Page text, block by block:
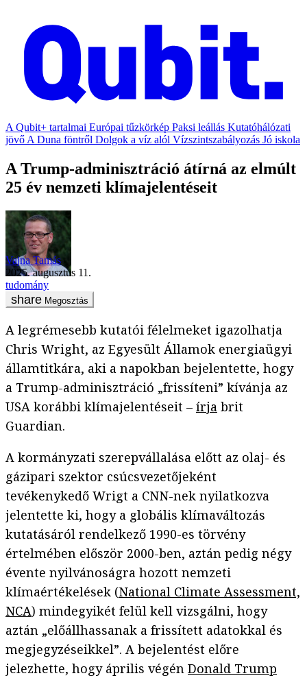
A Qubit+ tartalmai Európai tűzkörkép Paksi leállás Kutatóhálózati
jövő A Duna föntről Dolgok a víz alól Vízszintszabályozás Jó iskola
A Trump-adminisztráció átírná az elmúlt
25 év nemzeti klímajelentéseit
Vajna Tamás
2025. augusztus 11.
tudomány
Megosztás
A legrémesebb kutatói félelmeket igazolhatja
Chris Wright, az Egyesült Államok energiaügyi
államtitkára, aki a napokban bejelentette, hogy
a Trump-adminisztráció „frissíteni” kívánja az
USA korábbi klímajelentéseit – írja brit
Guardian.
A kormányzati szerepvállalása előtt az olaj- és
gázipari szektor csúcsvezetőjeként
tevékenykedő Wrigt a CNN-nek nyilatkozva
jelentette ki, hogy a globális klímaváltozás
kutatásáról rendelkező 1990-es törvény
értelmében először 2000-ben, aztán pedig négy
évente nyilvánoságra hozott nemzeti
klímaértékelések (National Climate Assessment,
NCA) mindegyikét felül kell vizsgálni, hogy
aztán „előállhassanak a frissített adatokkal és
megjegyzéseikkel”. A bejelentést előre
jelezhette, hogy április végén Donald Trump